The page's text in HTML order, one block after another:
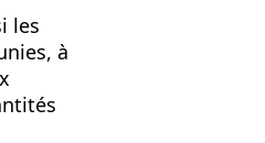
les
à